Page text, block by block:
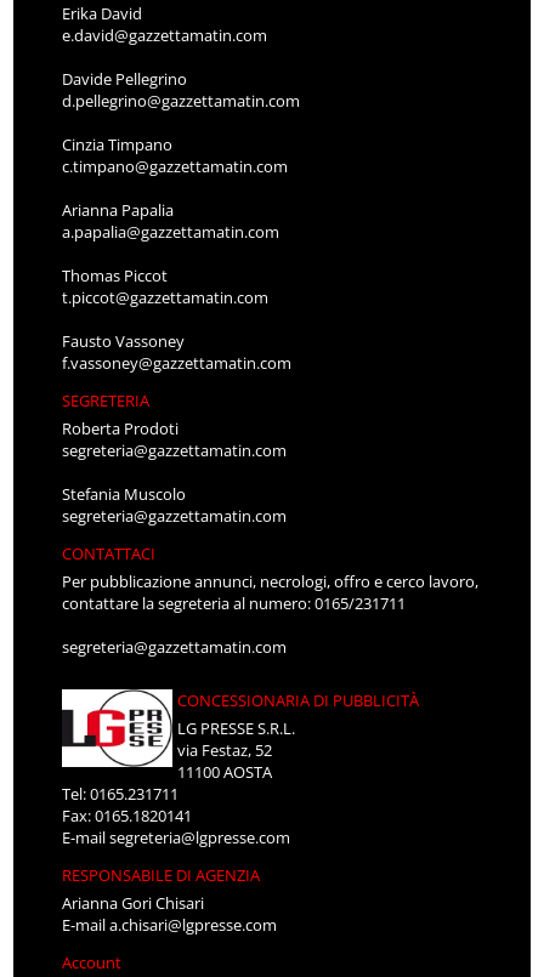
Erika David
e.david@gazzettamatin.com
Davide Pellegrino
d.pellegrino@gazzettamatin.com
Cinzia Timpano
c.timpano@gazzettamatin.com
Arianna Papalia
a.papalia@gazzettamatin.com
Thomas Piccot
t.piccot@gazzettamatin.com
Fausto Vassoney
f.vassoney@gazzettamatin.com
SEGRETERIA
Roberta Prodoti
segreteria@gazzettamatin.com
Stefania Muscolo
segreteria@gazzettamatin.com
CONTATTACI
Per pubblicazione annunci, necrologi, offro e cerco lavoro,
contattare la segreteria al numero: 0165/231711
segreteria@gazzettamatin.com
CONCESSIONARIA DI PUBBLICITÀ
LG PRESSE S.R.L.
via Festaz, 52
11100 AOSTA
Tel: 0165.231711
Fax: 0165.1820141
E-mailsegreteria@lgpresse.com
RESPONSABILE DI AGENZIA
Arianna Gori Chisari
E-maila.chisari@lgpresse.com
Account